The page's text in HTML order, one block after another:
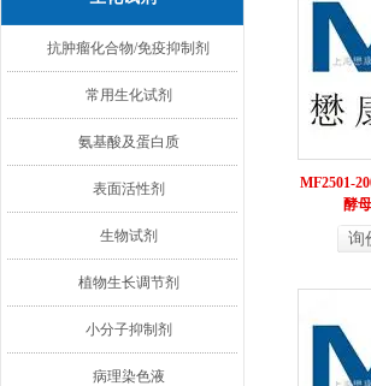
抗肿瘤化合物/免疫抑制剂
常用生化试剂
氨基酸及蛋白质
表面活性剂
生物试剂
植物生长调节剂
小分子抑制剂
病理染色液
MF2501-
酵
询